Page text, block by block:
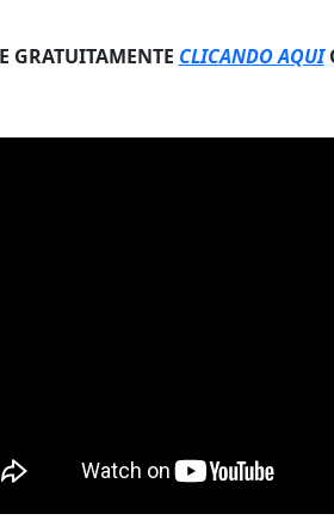
GRATUITAMENTE CLICANDO AQUI